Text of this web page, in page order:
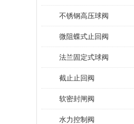
不锈钢高压球阀
微阻蝶式止回阀
法兰固定式球阀
截止止回阀
软密封闸阀
水力控制阀